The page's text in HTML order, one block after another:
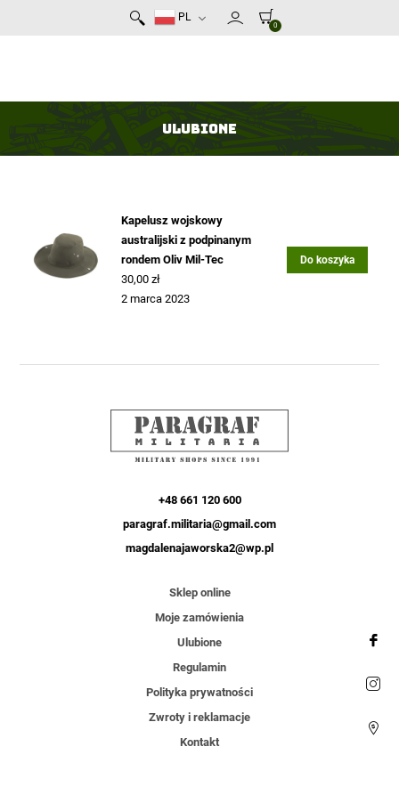
PL
0
Ulubione
Kapelusz wojskowy
australijski z podpinanym
rondem Oliv Mil-Tec
30,00zł
2 marca 2023
Do koszyka
+48 661 120 600
paragraf.militaria@gmail.com
magdalenajaworska2@wp.pl
Sklep online
Moje zamówienia
Ulubione
Regulamin
Polityka prywatności
Zwroty i reklamacje
Kontakt